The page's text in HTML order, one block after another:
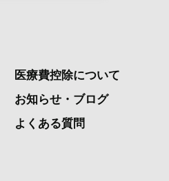
医療費控除について
お知らせ・ブログ
よくある質問